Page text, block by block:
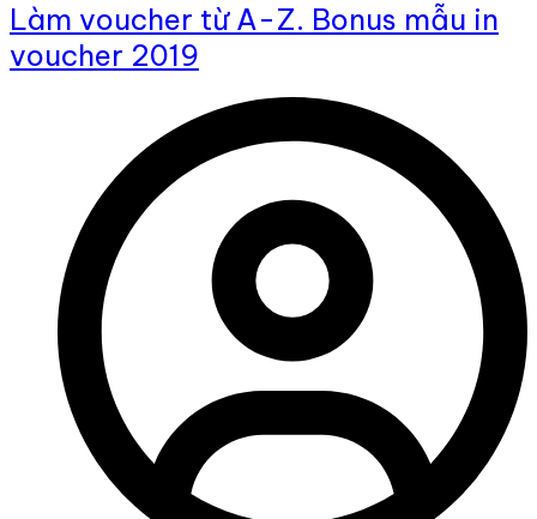
Làm voucher từ A-Z. Bonus mẫu in
voucher 2019